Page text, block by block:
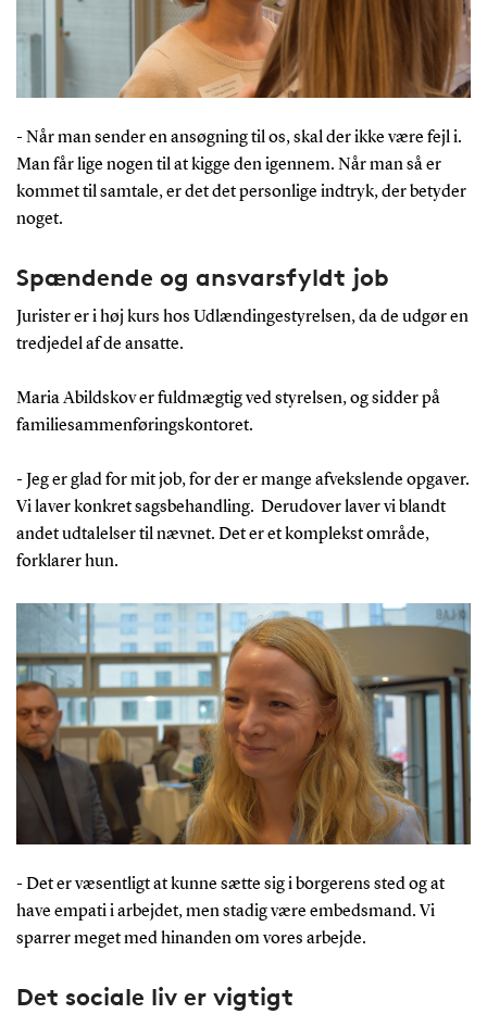
-Når man sender en ansøgning til os, skal der ikke være fejl i.
Man får lige nogen til at kigge den igennem. Når man så er
kommet til samtale, er det det personlige indtryk, der betyder
noget.
Spændende og ansvarsfyldt job
Jurister er i høj kurs hos Udlændingestyrelsen, da de udgør en
tredjedel af de ansatte.
Maria Abildskov er fuldmægtig ved styrelsen, og sidder på
familiesammenføringskontoret.
-Jeg er glad for mit job, for der er mange afvekslende opgaver.
Vi laver konkret sagsbehandling. Derudover laver vi blandt
andet udtalelser til nævnet. Det er et komplekst område,
forklarer hun.
-Det er væsentligt at kunne sætte sig i borgerens sted og at
have empati i arbejdet, men stadig være embedsmand. Vi
sparrer meget med hinanden om vores arbejde.
Det sociale liv er vigtigt